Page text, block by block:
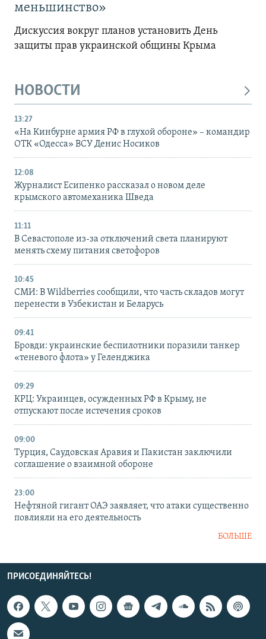
меньшинство»
Дискуссия вокруг планов установить День
защиты прав украинской общины Крыма
НОВОСТИ
13:27
«На Кинбурне армия РФ в глухой обороне» – командир
ОТК «Одесса» ВСУ Денис Носиков
12:08
Журналист Есипенко рассказал о новом деле
крымского автомеханика Шведа
11:11
В Севастополе из-за отключений света планируют
менять схему питания светофоров
10:45
СМИ: В Wildberries сообщили, что часть складов могут
перенести в Узбекистан и Беларусь
09:41
Бровди: украинские беспилотники поразили танкер
«теневого флота» у Геленджика
09:29
КРЦ: Украинцев, осужденных РФ в Крыму, не
отпускают после истечения сроков
09:00
Турция, Саудовская Аравия и Пакистан заключили
соглашение о взаимной обороне
23:00
Нефтяной гигант ОАЭ заявляет, что атаки существенно
повлияли на его деятельность
БОЛЬШЕ
ПРИСОЕДИНЯЙТЕСЬ!